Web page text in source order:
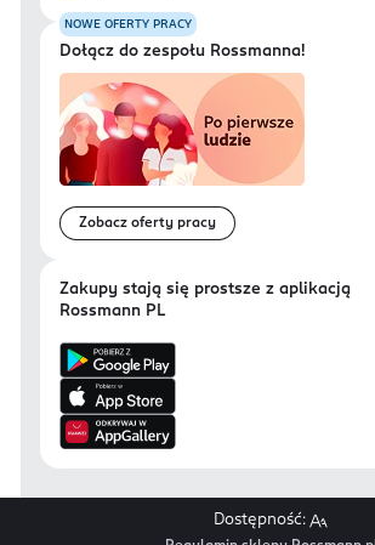
NOWE OFERTY PRACY
Dołącz do zespołu Rossmanna!
Zobacz oferty pracy
Zakupy stają się prostsze z aplikacją
Rossmann PL
Dostępność: